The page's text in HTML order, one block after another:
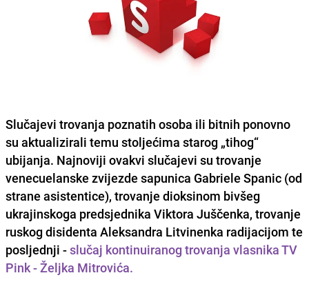
Slučajevi trovanja poznatih osoba ili bitnih ponovno
su aktualizirali temu stoljećima starog „tihog“
ubijanja. Najnoviji ovakvi slučajevi su trovanje
venecuelanske zvijezde sapunica Gabriele Spanic (od
strane asistentice), trovanje dioksinom bivšeg
ukrajinskoga predsjednika Viktora Juščenka, trovanje
ruskog disidenta Aleksandra Litvinenka radijacijom te
posljednji -slučaj kontinuiranog trovanja vlasnika TV
Pink - Željka Mitrovića.